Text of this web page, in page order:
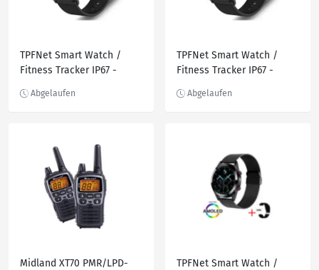
TPFNet Smart Watch /
Fitness Tracker IP67 -
& IOS - Rosa
TPFNet Smart Watch /
Fitness Tracker IP67 -
& IOS - Schwarz
Midland XT70 PMR/LPD-
TPFNet Smart Watch /